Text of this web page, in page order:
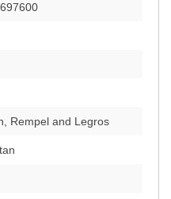
Rempel and Legros